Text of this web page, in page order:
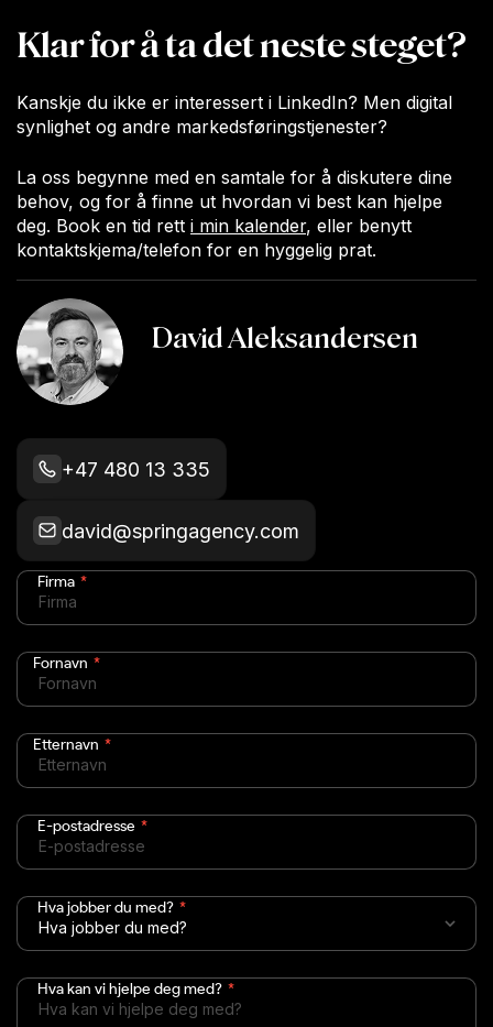
Klar for å ta det neste steget?
Kanskje du ikke er interessert i LinkedIn? Men digital
synlighet og andre markedsføringstjenester?
La oss begynne med en samtale for å diskutere dine
behov, og for å finne ut hvordan vi best kan hjelpe
deg. Book en tid rett i min kalender, eller benytt
kontaktskjema/telefon for en hyggelig prat.
David Aleksandersen
+47 480 13 335
david@springagency.com
Firma *
Fornavn *
Etternavn *
E-postadresse *
Hva jobber du med? *
Hva kan vi hjelpe deg med? *